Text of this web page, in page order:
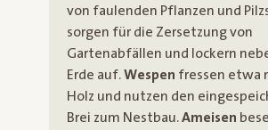
von faulenden Pflanzen und
sorgen für die Zersetzung von
Gartenabfällen und lockern
Erde auf.Wespen fressen etwa
Holz und nutzen den
Brei zum Nestbau.Ameisen